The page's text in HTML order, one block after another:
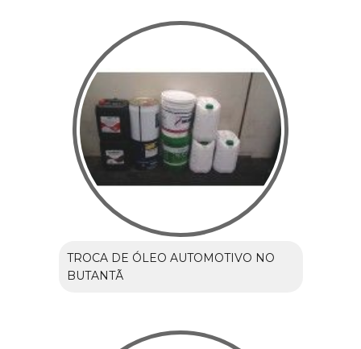
TROCA DE ÓLEO AUTOMOTIVO NO
BUTANTÃ